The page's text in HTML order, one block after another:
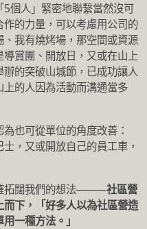
個人」緊密地聯繫當然沒可
的力量，可以考慮用公司的
我有燒烤場，那空間或資源
賞團、開放日，又或在山上
的突破山城節，已成功讓人
的人因為活動而溝通當多
也可從單位的角度改善：
，又或開放自己的員工車，
拓闊我們的想法────社區營
下，「好多人以為社區營造
一種方法。」